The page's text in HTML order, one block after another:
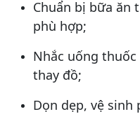
Chuẩn bị bữa ăn
phù hợp;
Nhắc uống
thay đồ;
Dọn dẹp, vệ sinh